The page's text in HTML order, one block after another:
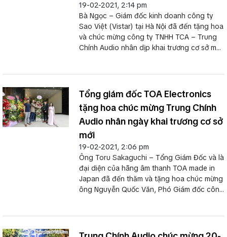
19-02-2021, 2:14 pm
Bà Ngọc – Giám đốc kinh doanh công ty
Sao Việt (Vistar) tại Hà Nội đã đến tặng hoa
và chúc mừng công ty TNHH TCA – Trung
Chính Audio nhân dịp khai trương cơ sở mới
Tổng giám đốc TOA Electronics
tặng hoa chúc mừng Trung Chính
Audio nhân ngày khai trương cơ sở
mới
19-02-2021, 2:06 pm
Ông Toru Sakaguchi – Tổng Giám Đốc và là
đại diện của hãng âm thanh TOA made in
Japan đã đến thăm và tặng hoa chúc mừng
ông Nguyễn Quốc Văn, Phó Giám đốc công
Nội.